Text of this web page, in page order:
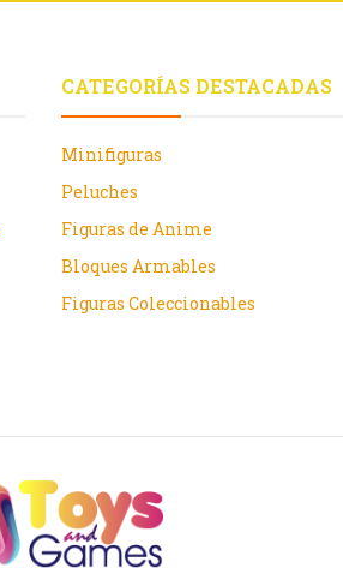
CATEGORÍAS DESTACADAS
Minifiguras
Peluches
Figuras de Anime
Bloques Armables
Figuras Coleccionables